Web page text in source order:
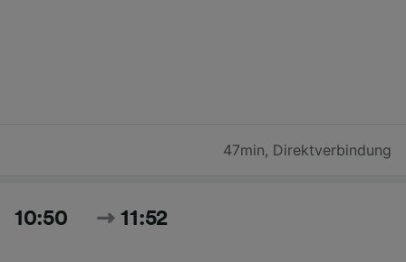
47min, Direktverbindung
10:50 11:52